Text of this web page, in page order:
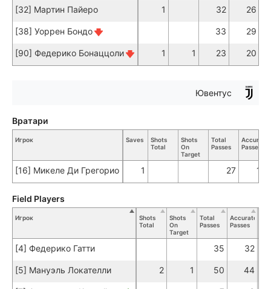
[32] Мартин Пайеро 1 32 26
[38] Уоррен Бондо 33 29
[90] Федерико Бонаццоли 1 1 23 20
Ювентус
Игрок Saves
Shots
Total
Shots
On
Target
Total
Passes
Accurate
Passes
[16] Микеле Ди Грегорио 1 27 19
Вратари
Игрок
Shots
Total
Shots
On
Target
Total
Passes
Accurate
Passes
[4] Федерико Гатти 35 32
[5] Мануэль Локателли 2 1 50 44
Field Players